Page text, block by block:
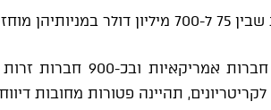
תהיינה פטורות מחובות